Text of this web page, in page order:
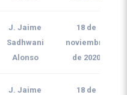
J. Jaime
Sadhwani
Alonso
18 de
noviembre
de 2020
J. Jaime
18 de